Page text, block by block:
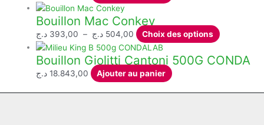
Bouillon Mac Conkey
393,00 د.ج – 504,00 د.ج
Plage
de
prix :
393,00 د.ج
à
Choix des options Ce
a
Bouillon Giolitti Cantoni 500G CONDA
18.843,00 د.ج Ajouter au panier